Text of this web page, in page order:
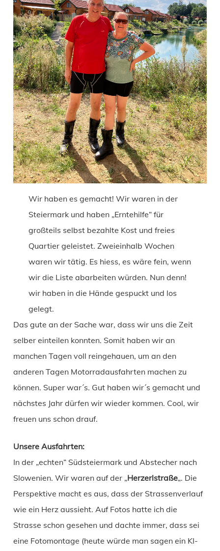
Wir haben es gemacht! Wir waren in der
Steiermark und haben „Erntehilfe“ für
großteils selbst bezahlte Kost und freies
Quartier geleistet. Zweieinhalb Wochen
waren wir tätig. Es hiess, es wäre fein, wenn
wir die Liste abarbeiten würden. Nun denn!
wir haben in die Hände gespuckt und los
gelegt.
Das gute an der Sache war, dass wir uns die Zeit
selber einteilen konnten. Somit haben wir an
manchen Tagen voll reingehauen, um an den
anderen Tagen Motorradausfahrten machen zu
können. Super war´s. Gut haben wir´s gemacht und
nächstes Jahr dürfen wir wieder kommen. Cool, wir
freuen uns schon drauf.
Unsere Ausfahrten:
In der „echten“ Südsteiermark und Abstecher nach
Slowenien. Wir waren auf der „Herzerlstraße„. Die
Perspektive macht es aus, dass der Strassenverlauf
wie ein Herz aussieht. Auf Fotos hatte ich die
Strasse schon gesehen und dachte immer, dass sei
eine Fotomontage (heute würde man sagen ein KI-